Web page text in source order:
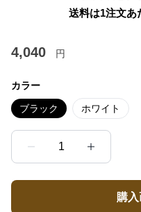
送料は1注文あ
4,040 円
カラー
ブラック ホワイト
1
購